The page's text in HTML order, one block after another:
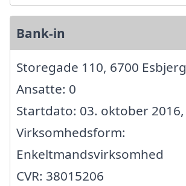
Bank-in
Storegade 110, 6700 Esbjerg
Ansatte: 0
Startdato: 03. oktober 2016,
Virksomhedsform:
Enkeltmandsvirksomhed
CVR: 38015206